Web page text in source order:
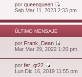
porqueenqueen
Sab Mar 11, 2023 2:33 pm
ÚLTIMO MENSAJE
por Frank_Dean
Mar Mar 29, 2022 1:20 pm
porfer_gt22
Lun Dic 16, 2019 11:55 pm